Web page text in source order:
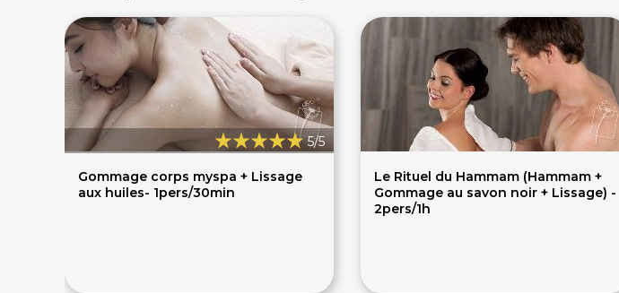
5/5
Gommage corps myspa + Lissage
aux huiles- 1pers/30min
Le Rituel du Hammam (Hammam +
Gommage au savon noir + Lissage) -
2pers/1h